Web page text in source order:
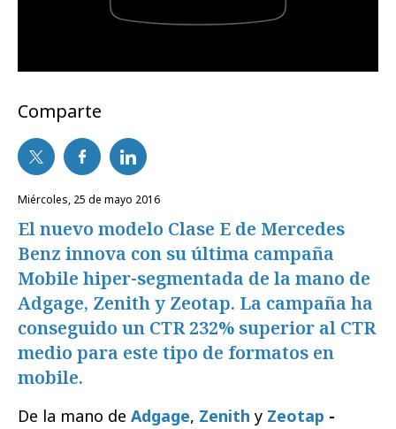
Comparte
miércoles, 25 de mayo 2016
El nuevo modelo Clase E de Mercedes
Benz innova con su última campaña
Mobile hiper-segmentada de la mano de
Adgage, Zenith y Zeotap. La campaña ha
conseguido un CTR 232% superior al CTR
medio para este tipo de formatos en
mobile.
De la mano de Adgage, Zenith y Zeotap -